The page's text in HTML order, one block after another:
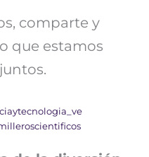
comparte y
que estamos